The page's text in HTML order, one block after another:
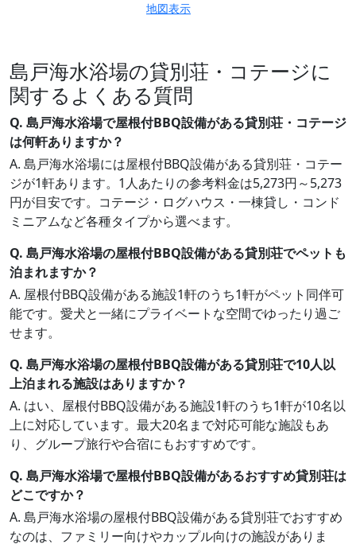
地図表示
島戸海水浴場の貸別荘・コテージに
関するよくある質問
Q. 島戸海水浴場で屋根付BBQ設備がある貸別荘・コテージ
は何軒ありますか？
A. 島戸海水浴場には屋根付BBQ設備がある貸別荘・コテー
ジが1軒あります。1人あたりの参考料金は5,273円～5,273
円が目安です。コテージ・ログハウス・一棟貸し・コンド
ミニアムなど各種タイプから選べます。
Q. 島戸海水浴場の屋根付BBQ設備がある貸別荘でペットも
泊まれますか？
A. 屋根付BBQ設備がある施設1軒のうち1軒がペット同伴可
能です。愛犬と一緒にプライベートな空間でゆったり過ご
せます。
Q. 島戸海水浴場の屋根付BBQ設備がある貸別荘で10人以
上泊まれる施設はありますか？
A. はい、屋根付BBQ設備がある施設1軒のうち1軒が10名以
上に対応しています。最大20名まで対応可能な施設もあ
り、グループ旅行や合宿にもおすすめです。
Q. 島戸海水浴場で屋根付BBQ設備があるおすすめ貸別荘は
どこですか？
A. 島戸海水浴場の屋根付BBQ設備がある貸別荘でおすすめ
なのは、ファミリー向けやカップル向けの施設がありま